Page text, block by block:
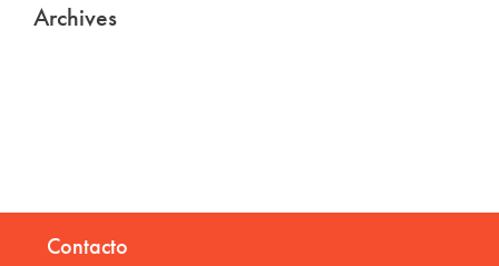
Archives
Contacto